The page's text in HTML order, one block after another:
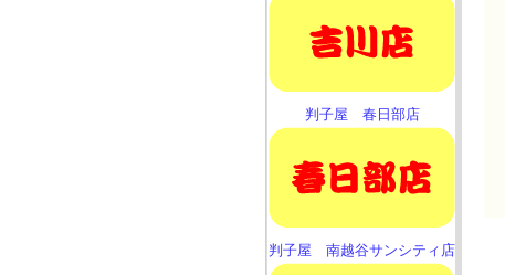
判子屋 春日部店
判子屋 南越谷サンシティ店